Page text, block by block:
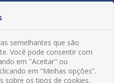
semelhantes que são
Você pode consentir com
em "Aceitar" ou
em “Minhas opções”.
sobre os tipos de cookies,